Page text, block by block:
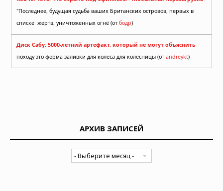
"Последнее, будущая судьба ваших Британских островов, первых в
списке жертв, уничтоженных огнё (от бодр)
Диск Сабу: 5000-летний артефакт, который не могут объяснить
походу это форма заливки для колеса для колесницы (от andreykt)
АРХИВ ЗАПИСЕЙ